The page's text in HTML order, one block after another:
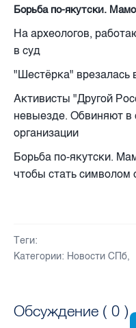
Борьба по-якутски.
На археологов,
в суд
"Шестёрка" врезалась
Активисты "Другой
невыезде. Обвиняют в
организации
Борьба по-якутски.
чтобы стать символом
Теги:
Категории: Новости СПб,
Обсуждение ( 0 )